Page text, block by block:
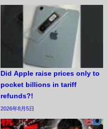
Did Apple raise prices only to
pocket billions in tariff
refunds?!
2026年8月5日